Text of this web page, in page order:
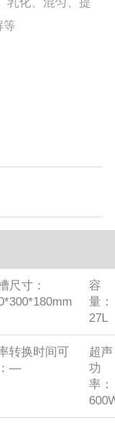
等
尺寸：
容
量：
27L
转换时间可
—
超声
功
率：